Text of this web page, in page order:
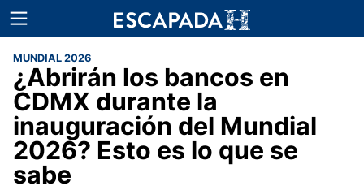
MUNDIAL 2026
¿Abrirán los bancos en
CDMX durante la
inauguración del Mundial
2026? Esto es lo que se
sabe